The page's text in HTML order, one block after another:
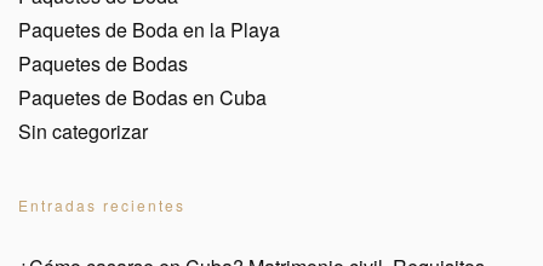
Paquetes de Boda en la Playa
Paquetes de Bodas
Paquetes de Bodas en Cuba
Sin categorizar
Entradas recientes